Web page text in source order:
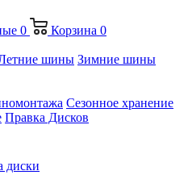
0 Корзина 0
шины Зимние шины
Сезонное хранение
Правка Дисков
диски